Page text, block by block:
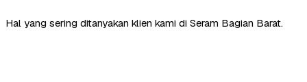
Hal yang sering ditanyakan klien kami di Seram Bagian Barat.